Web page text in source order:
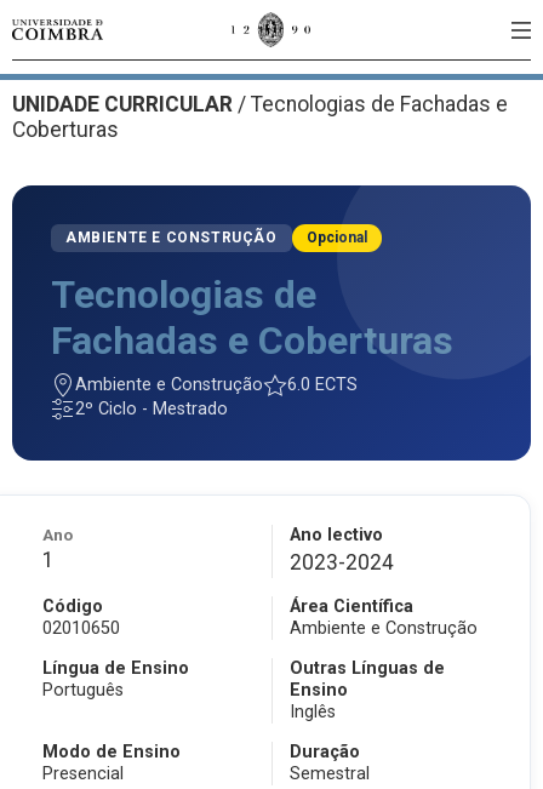
UNIDADE CURRICULAR / Tecnologias de Fachadas e
Coberturas
AMBIENTE E CONSTRUÇÃO Opcional
Tecnologias de
Fachadas e Coberturas
Ambiente e Construção
6.0 ECTS
2º Ciclo - Mestrado
Ano
1
Ano lectivo
2023-2024
Código
02010650
Área Científica
Ambiente e Construção
Língua de Ensino
Português
Outras Línguas de
Ensino
Inglês
Modo de Ensino
Presencial
Duração
Semestral